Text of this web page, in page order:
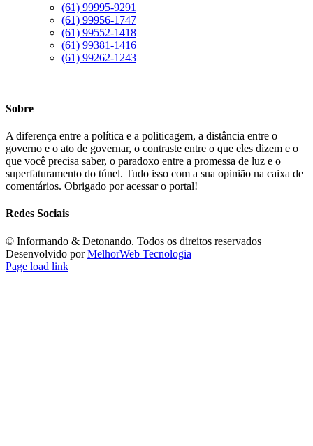
(61) 99995-9291
(61) 99956-1747
(61) 99552-1418
(61) 99381-1416
(61) 99262-1243
Sobre
A diferença entre a política e a politicagem, a distância entre o
governo e o ato de governar, o contraste entre o que eles dizem e o
que você precisa saber, o paradoxo entre a promessa de luz e o
superfaturamento do túnel. Tudo isso com a sua opinião na caixa de
comentários. Obrigado por acessar o portal!
Redes Sociais
©️ Informando & Detonando. Todos os direitos reservados |
Desenvolvido porMelhorWeb Tecnologia
Page load link